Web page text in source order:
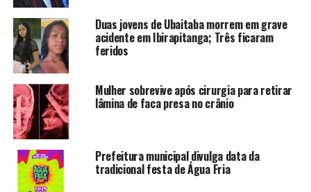
Duas jovens de Ubaitaba morrem em grave
acidente em Ibirapitanga; Três ficaram
feridos
Mulher sobrevive após cirurgia para retirar
lâmina de faca presa no crânio
Prefeitura municipal divulga data da
tradicional festa de Água Fria